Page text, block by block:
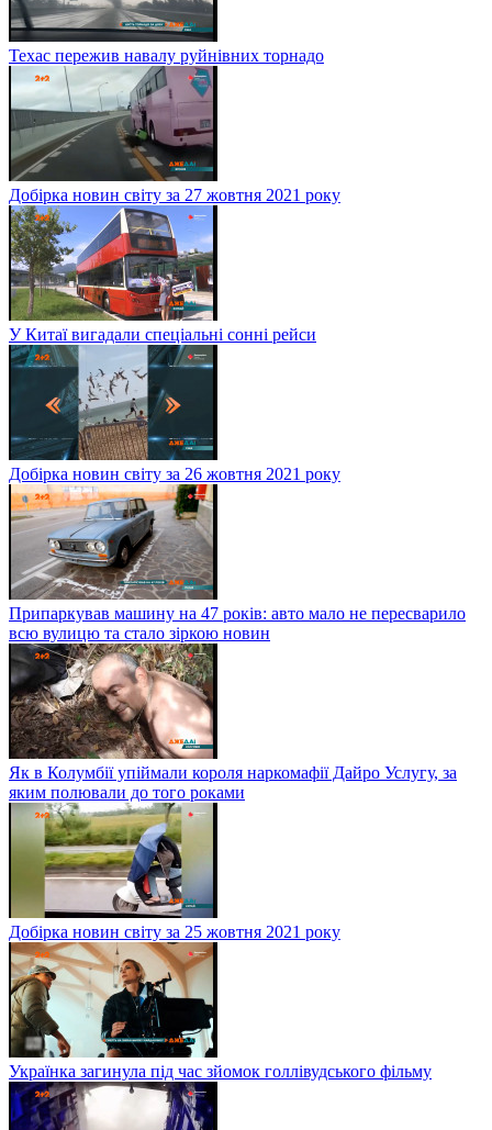
Техас пережив навалу руйнівних торнадо
Добірка новин світу за 27 жовтня 2021 року
У Китаї вигадали спеціальні сонні рейси
Добірка новин світу за 26 жовтня 2021 року
Припаркував машину на 47 років: авто мало не пересварило
всю вулицю та стало зіркою новин
Як в Колумбії упіймали короля наркомафії Дайро Услугу, за
яким полювали до того роками
Добірка новин світу за 25 жовтня 2021 року
Українка загинула під час зйомок голлівудського фільму